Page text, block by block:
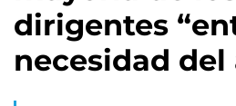
dirigentes
necesidad del